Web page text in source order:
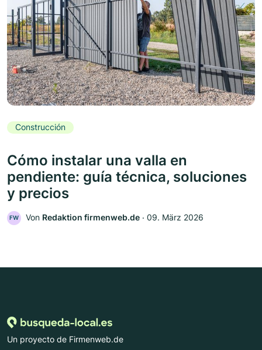
Construcción
Cómo instalar una valla en
pendiente: guía técnica, soluciones
y precios
FW Von Redaktion firmenweb.de ‧ 09. März 2026
Un proyecto de Firmenweb.de